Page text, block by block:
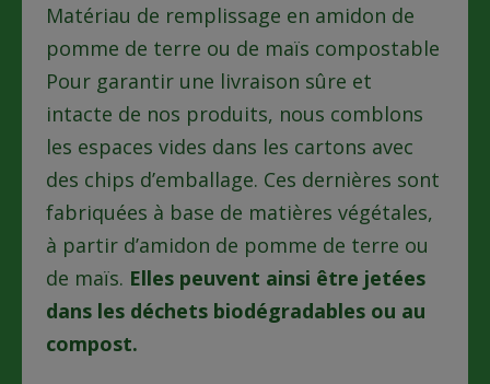
Matériau de remplissage en amidon de
pomme de terre ou de maïs compostable
Pour garantir une livraison sûre et
intacte de nos produits, nous comblons
les espaces vides dans les cartons avec
des chips d’emballage. Ces dernières sont
fabriquées à base de matières végétales,
à partir d’amidon de pomme de terre ou
de maïs. Elles peuvent ainsi être jetées
dans les déchets biodégradables ou au
compost.